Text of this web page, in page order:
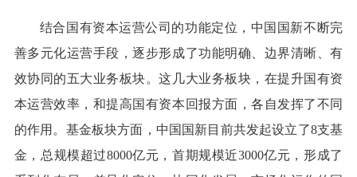
结合国有资本运营公司的功能定位，中国国新不断完
善多元化运营手段，逐步形成了功能明确、边界清晰、有
效协同的五大业务板块。这几大业务板块，在提升国有资
本运营效率，和提高国有资本回报方面，各自发挥了不同
的作用。基金板块方面，中国国新目前共发起设立了8支基
金，总规模超过8000亿元，首期规模近3000亿元，形成了